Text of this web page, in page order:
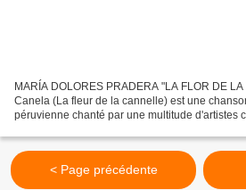
MARÍA DOLORES PRADERA "LA FLOR DE
Canela (La fleur de la cannelle) est une
péruvienne chanté par une multitude d'artistes
< Page précédente